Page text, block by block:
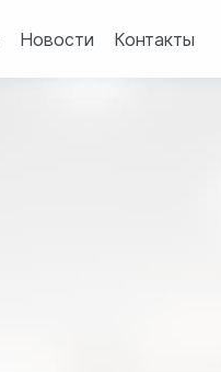
Новости Контакты